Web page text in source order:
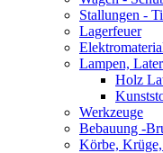
Stallungen -
Lagerfeuer
Lampen,
Holz
Werkzeuge
Bebauung -
Körbe,